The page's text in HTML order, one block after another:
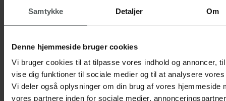
Samtykke Detaljer Om
Denne hjemmeside bruger cookies
Vi bruger cookies til at tilpasse vores indhold og annoncer,
vise dig funktioner til sociale medier og til at analysere
Vi deler også oplysninger om din brug af vores hjemmeside
vores partnere inden for sociale medier,